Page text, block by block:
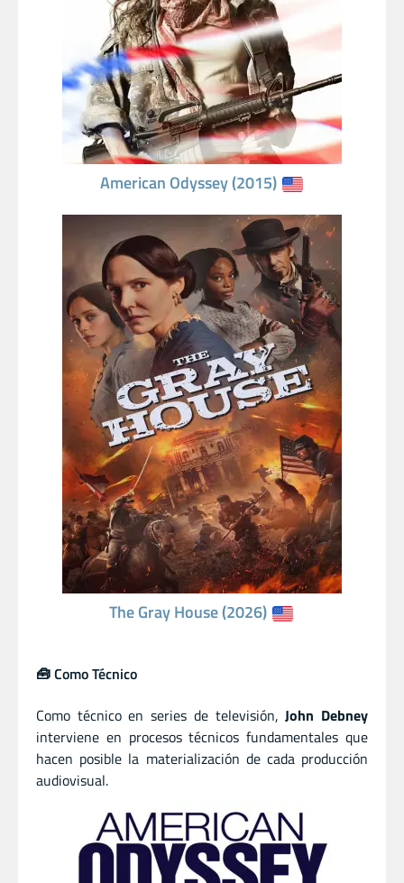
American Odyssey (2015)
The Gray House (2026)
🧰 Como Técnico
Como técnico en series de televisión,John Debney
interviene en procesos técnicos fundamentales que
hacen posible la materialización de cada producción
audiovisual.